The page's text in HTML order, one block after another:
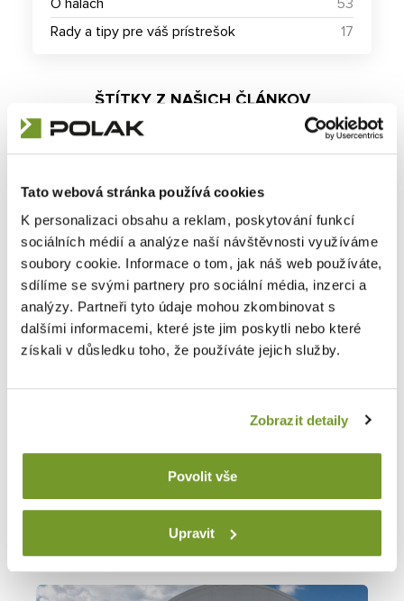
Tato webová stránka používá cookies
K personalizaci obsahu a reklam, poskytování funkcí
sociálních médií a analýze naší návštěvnosti využíváme
soubory cookie. Informace o tom, jak náš web používáte,
sdílíme se svými partnery pro sociální média, inzerci a
analýzy. Partneři tyto údaje mohou zkombinovat s
dalšími informacemi, které jste jim poskytli nebo které
získali v důsledku toho, že používáte jejich služby.
Zobrazit detaily
Povolit vše
Upravit
O halách
53
Rady a tipy pre váš prístrešok
17
ŠTÍTKY Z NAŠICH ČLÁNKOV
montovaná hala
POTREBUJETE PORADIŤ?
Vojtěch Svoboda
+420 737 287 813
obchod.haly@polakcz.cz
Ďalšie články
z nášho blogu o halách
Prejsť na blog